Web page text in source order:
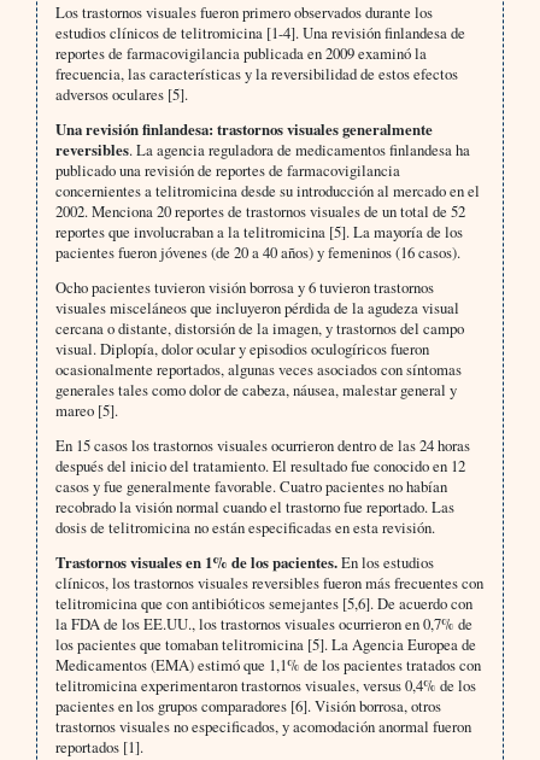
Los trastornos visuales fueron primero observados durante los
estudios clínicos de telitromicina [1-4]. Una revisión finlandesa de
reportes de farmacovigilancia publicada en 2009 examinó la
frecuencia, las características y la reversibilidad de estos efectos
adversos oculares [5].
Una revisión finlandesa: trastornos visuales generalmente
reversibles. La agencia reguladora de medicamentos finlandesa ha
publicado una revisión de reportes de farmacovigilancia
concernientes a telitromicina desde su introducción al mercado en el
2002. Menciona 20 reportes de trastornos visuales de un total de 52
reportes que involucraban a la telitromicina [5]. La mayoría de los
pacientes fueron jóvenes (de 20 a 40 años) y femeninos (16 casos).
Ocho pacientes tuvieron visión borrosa y 6 tuvieron trastornos
visuales misceláneos que incluyeron pérdida de la agudeza visual
cercana o distante, distorsión de la imagen, y trastornos del campo
visual. Diplopía, dolor ocular y episodios oculogíricos fueron
ocasionalmente reportados, algunas veces asociados con síntomas
generales tales como dolor de cabeza, náusea, malestar general y
mareo [5].
En 15 casos los trastornos visuales ocurrieron dentro de las 24 horas
después del inicio del tratamiento. El resultado fue conocido en 12
casos y fue generalmente favorable. Cuatro pacientes no habían
recobrado la visión normal cuando el trastorno fue reportado. Las
dosis de telitromicina no están especificadas en esta revisión.
Trastornos visuales en 1% de los pacientes.En los estudios
clínicos, los trastornos visuales reversibles fueron más frecuentes con
telitromicina que con antibióticos semejantes [5,6]. De acuerdo con
la FDA de los EE.UU., los trastornos visuales ocurrieron en 0,7% de
los pacientes que tomaban telitromicina [5]. La Agencia Europea de
Medicamentos (EMA) estimó que 1,1% de los pacientes tratados con
telitromicina experimentaron trastornos visuales, versus 0,4% de los
pacientes en los grupos comparadores [6]. Visión borrosa, otros
trastornos visuales no especificados, y acomodación anormal fueron
reportados [1].